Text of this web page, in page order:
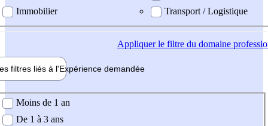
Immobilier
Transport / Logistique
Appliquerle filtre du domaine
filtres liés à l'Expérience demandée
demandée
Moins de 1 an
De 1 à 3 ans